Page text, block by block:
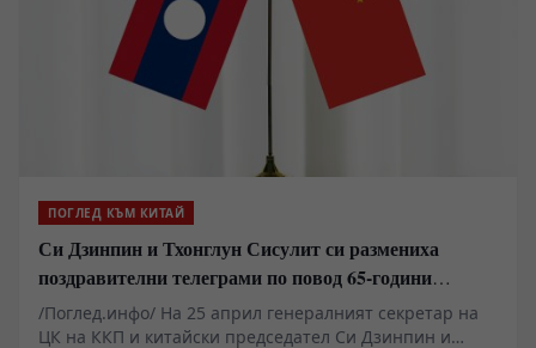
ПОГЛЕД КЪМ КИТАЙ
Си Дзинпин и Тхонглун Сисулит си размениха
поздравителни телеграми по повод 65-години
дипломатически отношения между Китай и Лаос
/Поглед.инфо/ На 25 април генералният секретар на
ЦК на ККП и китайски председател Си Дзинпин и